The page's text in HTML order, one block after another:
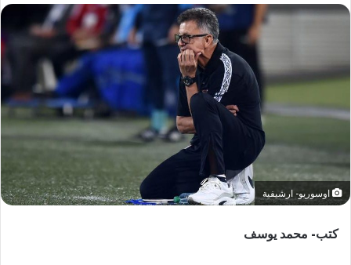
اوسوريو- ارشيفية
كتب- محمد يوسف